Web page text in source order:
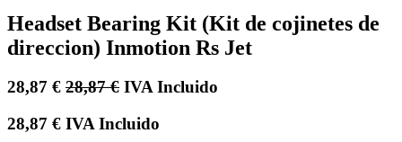
Headset Bearing Kit (Kit de cojinetes de
direccion) Inmotion Rs Jet
28,87 € 28,87€ IVA Incluido
28,87 € IVA Incluido